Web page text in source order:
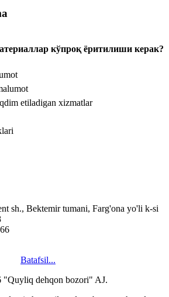
кўпроқ ёритилиши керак?
etiladigan xizmatlar
sh., Bektemir tumani, Farg'ona yo'li k-si
Batafsil...
dehqon bozori" AJ.